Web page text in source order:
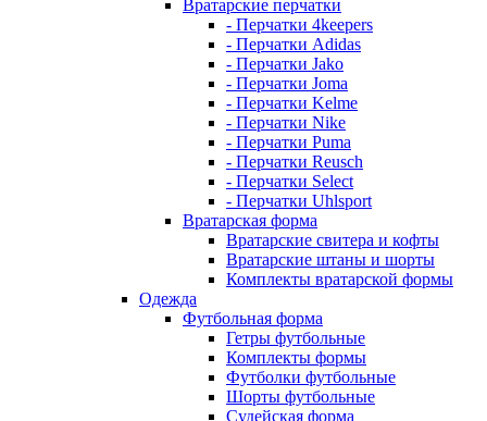
Вратарские перчатки
- Перчатки 4keepers
- Перчатки Adidas
- Перчатки Jako
- Перчатки Joma
- Перчатки Kelme
- Перчатки Nike
- Перчатки Puma
- Перчатки Reusch
- Перчатки Select
- Перчатки Uhlsport
Вратарская форма
Вратарские свитера и кофты
Вратарские штаны и шорты
Комплекты вратарской формы
Одежда
Футбольная форма
Гетры футбольные
Комплекты формы
Футболки футбольные
Шорты футбольные
Судейская форма